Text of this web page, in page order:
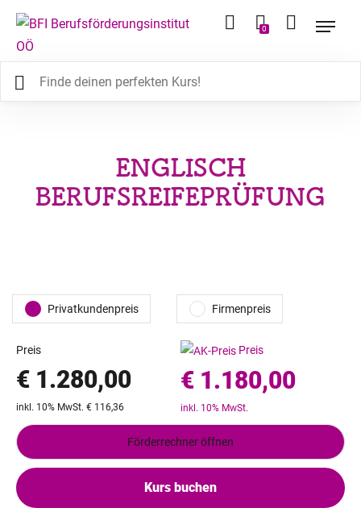
0
ENGLISCH
BERUFSREIFEPRÜFUNG
Privatkundenpreis Firmenpreis
Preis
€ 1.280,00
inkl. 10% MwSt. € 116,36
Preis
€ 1.180,00
inkl. 10% MwSt.
Förderrechner öffnen
Kurs buchen